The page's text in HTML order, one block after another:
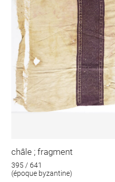
châle ; fragment
395 / 641
(époque byzantine)